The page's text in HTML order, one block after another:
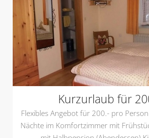
Kurzurlaub für
Flexibles Angebot für 200.- pro
Nächte im Komfortzimmer mit